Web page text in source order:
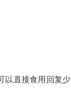
以直接食用回复少